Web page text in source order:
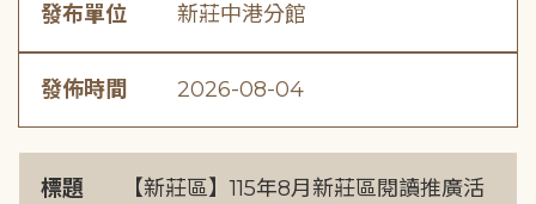
發布單位 新莊中港分館
發佈時間 2026-08-04
標題
【新莊區】115年8月新莊區閱讀推廣活